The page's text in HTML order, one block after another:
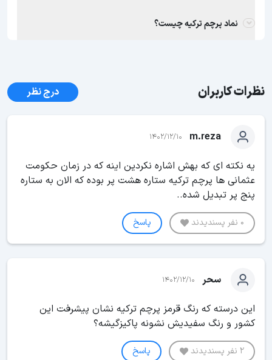
نماد پرچم ترکیه چیست؟
نظرات کاربران درج نظر
m.reza
1402/12/10
یه نکته ای که بهش اشاره نکردین اینه که در زمان حکومت
عثمانی ها پرچم ترکیه ستاره هشت پر بوده که الان به ستاره
پنج پر تبدیل شده..
0 نفر پسندیدند پاسخ
سحر 1402/12/10
این درسته که رنگ قرمز پرچم ترکیه نشان پیشرفت این
کشور و رنگ سفیدیش نشونه پاکیزگیشه؟
2 نفر پسندیدند پاسخ